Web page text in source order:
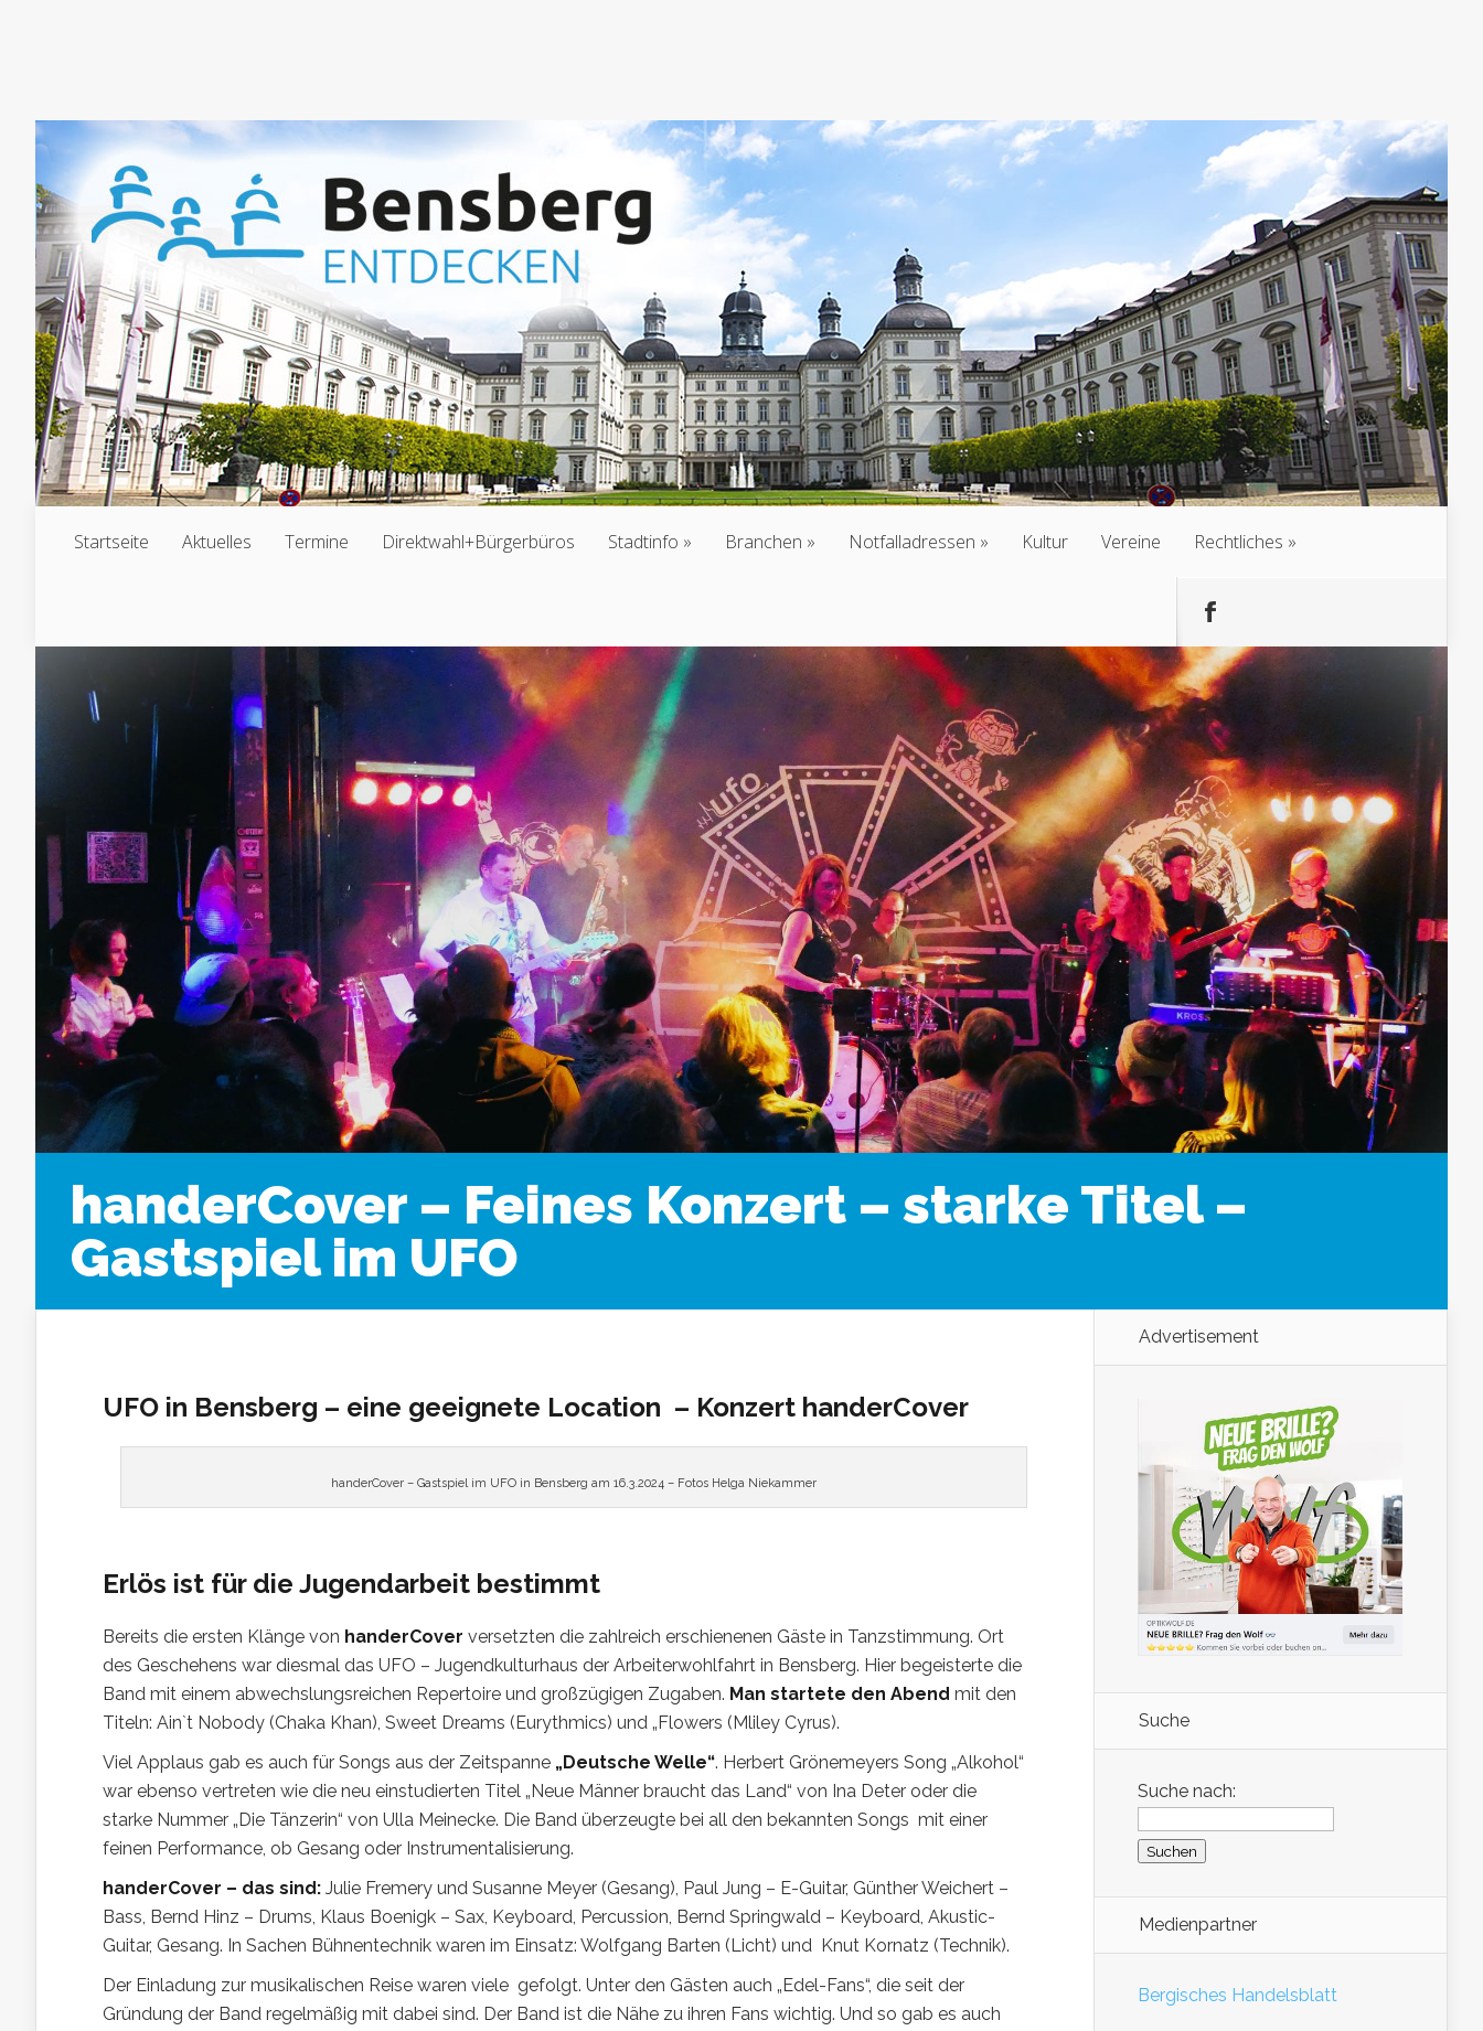
Startseite Aktuelles Termine Direktwahl+Bürgerbüros Stadtinfo Branchen Notfalladressen Kultur Vereine Rechtliches
handerCover – Feines Konzert – starke Titel –
Gastspiel im UFO
UFO in Bensberg – eine geeignete Location – Konzert handerCover
handerCover – Gastspiel im UFO in Bensberg am 16.3.2024 – Fotos Helga Niekammer
Erlös ist für die Jugendarbeit bestimmt
Bereits die ersten Klänge von handerCover versetzten die zahlreich erschienenen Gäste in Tanzstimmung. Ort
des Geschehens war diesmal das UFO – Jugendkulturhaus der Arbeiterwohlfahrt in Bensberg. Hier begeisterte die
Band mit einem abwechslungsreichen Repertoire und großzügigen Zugaben. Man startete den Abend mit den
Titeln: Ain`t Nobody (Chaka Khan), Sweet Dreams (Eurythmics) und „Flowers (Mliley Cyrus).
Viel Applaus gab es auch für Songs aus der Zeitspanne „Deutsche Welle“. Herbert Grönemeyers Song „Alkohol“
war ebenso vertreten wie die neu einstudierten Titel „Neue Männer braucht das Land“ von Ina Deter oder die
starke Nummer „Die Tänzerin“ von Ulla Meinecke. Die Band überzeugte bei all den bekannten Songs mit einer
feinen Performance, ob Gesang oder Instrumentalisierung.
handerCover – das sind: Julie Fremery und Susanne Meyer (Gesang), Paul Jung – E-Guitar, Günther Weichert –
Bass, Bernd Hinz – Drums, Klaus Boenigk – Sax, Keyboard, Percussion, Bernd Springwald – Keyboard, Akustic-
Guitar, Gesang. In Sachen Bühnentechnik waren im Einsatz: Wolfgang Barten (Licht) und Knut Kornatz (Technik).
Der Einladung zur musikalischen Reise waren viele gefolgt. Unter den Gästen auch „Edel-Fans“, die seit der
Gründung der Band regelmäßig mit dabei sind. Der Band ist die Nähe zu ihren Fans wichtig. Und so gab es auch
Advertisement
Suche
Suche nach:
Medienpartner
Bergisches Handelsblatt